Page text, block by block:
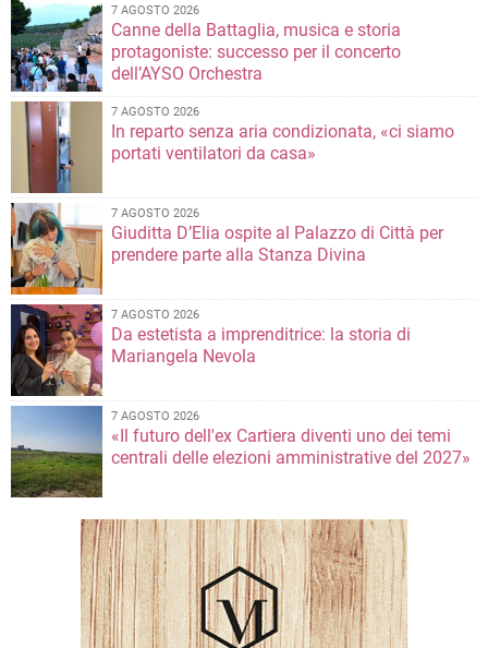
7 AGOSTO 2026
Canne della Battaglia, musica e storia
protagoniste: successo per il concerto
dell’AYSO Orchestra
7 AGOSTO 2026
In reparto senza aria condizionata, «ci siamo
portati ventilatori da casa»
7 AGOSTO 2026
Giuditta D’Elia ospite al Palazzo di Città per
prendere parte alla Stanza Divina
7 AGOSTO 2026
Da estetista a imprenditrice: la storia di
Mariangela Nevola
7 AGOSTO 2026
«Il futuro dell'ex Cartiera diventi uno dei temi
centrali delle elezioni amministrative del 2027»